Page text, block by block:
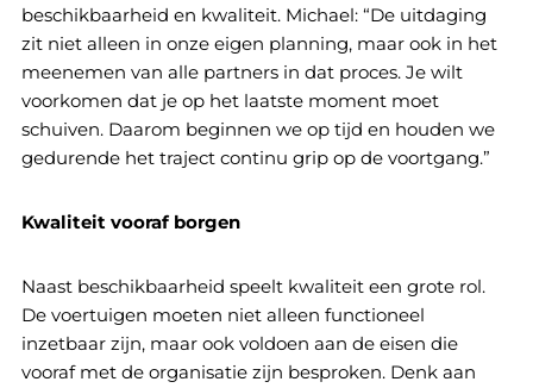
beschikbaarheid en kwaliteit. Michael: “De uitdaging
zit niet alleen in onze eigen planning, maar ook in het
meenemen van alle partners in dat proces. Je wilt
voorkomen dat je op het laatste moment moet
schuiven. Daarom beginnen we op tijd en houden we
gedurende het traject continu grip op de voortgang.”
Kwaliteit vooraf borgen
Naast beschikbaarheid speelt kwaliteit een grote rol.
De voertuigen moeten niet alleen functioneel
inzetbaar zijn, maar ook voldoen aan de eisen die
vooraf met de organisatie zijn besproken. Denk aan